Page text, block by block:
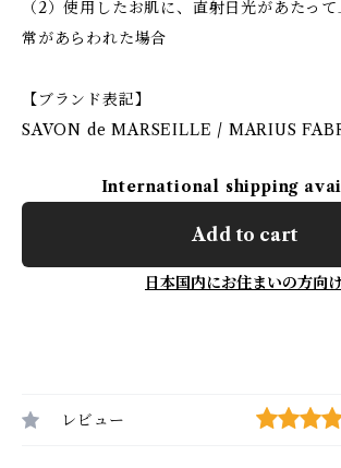
（2）使用したお肌に、直射日光があたっ
常があらわれた場合
【ブランド表記】
SAVON de MARSEILLE / MARIUS
International shipping
Add to cart
日本国内にお住まいの方向け
レビュー